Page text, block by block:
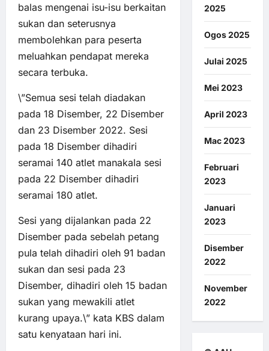
balas mengenai isu-isu berkaitan
sukan dan seterusnya
membolehkan para peserta
meluahkan pendapat mereka
secara terbuka.
\”Semua sesi telah diadakan
pada 18 Disember, 22 Disember
dan 23 Disember 2022. Sesi
pada 18 Disember dihadiri
seramai 140 atlet manakala sesi
pada 22 Disember dihadiri
seramai 180 atlet.
Sesi yang dijalankan pada 22
Disember pada sebelah petang
pula telah dihadiri oleh 91 badan
sukan dan sesi pada 23
Disember, dihadiri oleh 15 badan
sukan yang mewakili atlet
kurang upaya.\” kata KBS dalam
satu kenyataan hari ini.
2025
Ogos 2025
Julai 2025
Mei 2023
April 2023
Mac 2023
Februari
2023
Januari
2023
Disember
2022
November
2022